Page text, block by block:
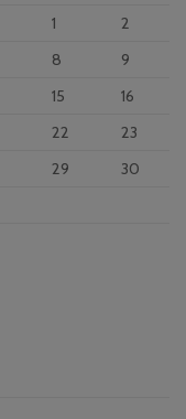
1
2
8
9
15
16
22
23
29
30